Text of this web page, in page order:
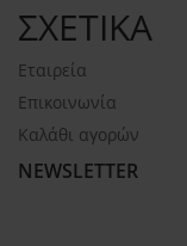
ΣΧΕΤΙΚΑ
Εταιρεία
Επικοινωνία
Καλάθι αγορών
NEWSLETTER